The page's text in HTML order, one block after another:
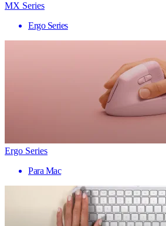
MX Series
Ergo Series
Ergo Series
Para Mac